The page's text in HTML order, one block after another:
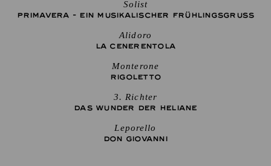
Solist
PRIMAVERA - EIN MUSIKALISCHER FRÜHLINGSGRUSS
Alidoro
LA CENE­RENTOLA
Monterone
RIGO­LETTO
3. Richter
DAS WUNDER DER HELIANE
Leporello
DON GIO­VANNI